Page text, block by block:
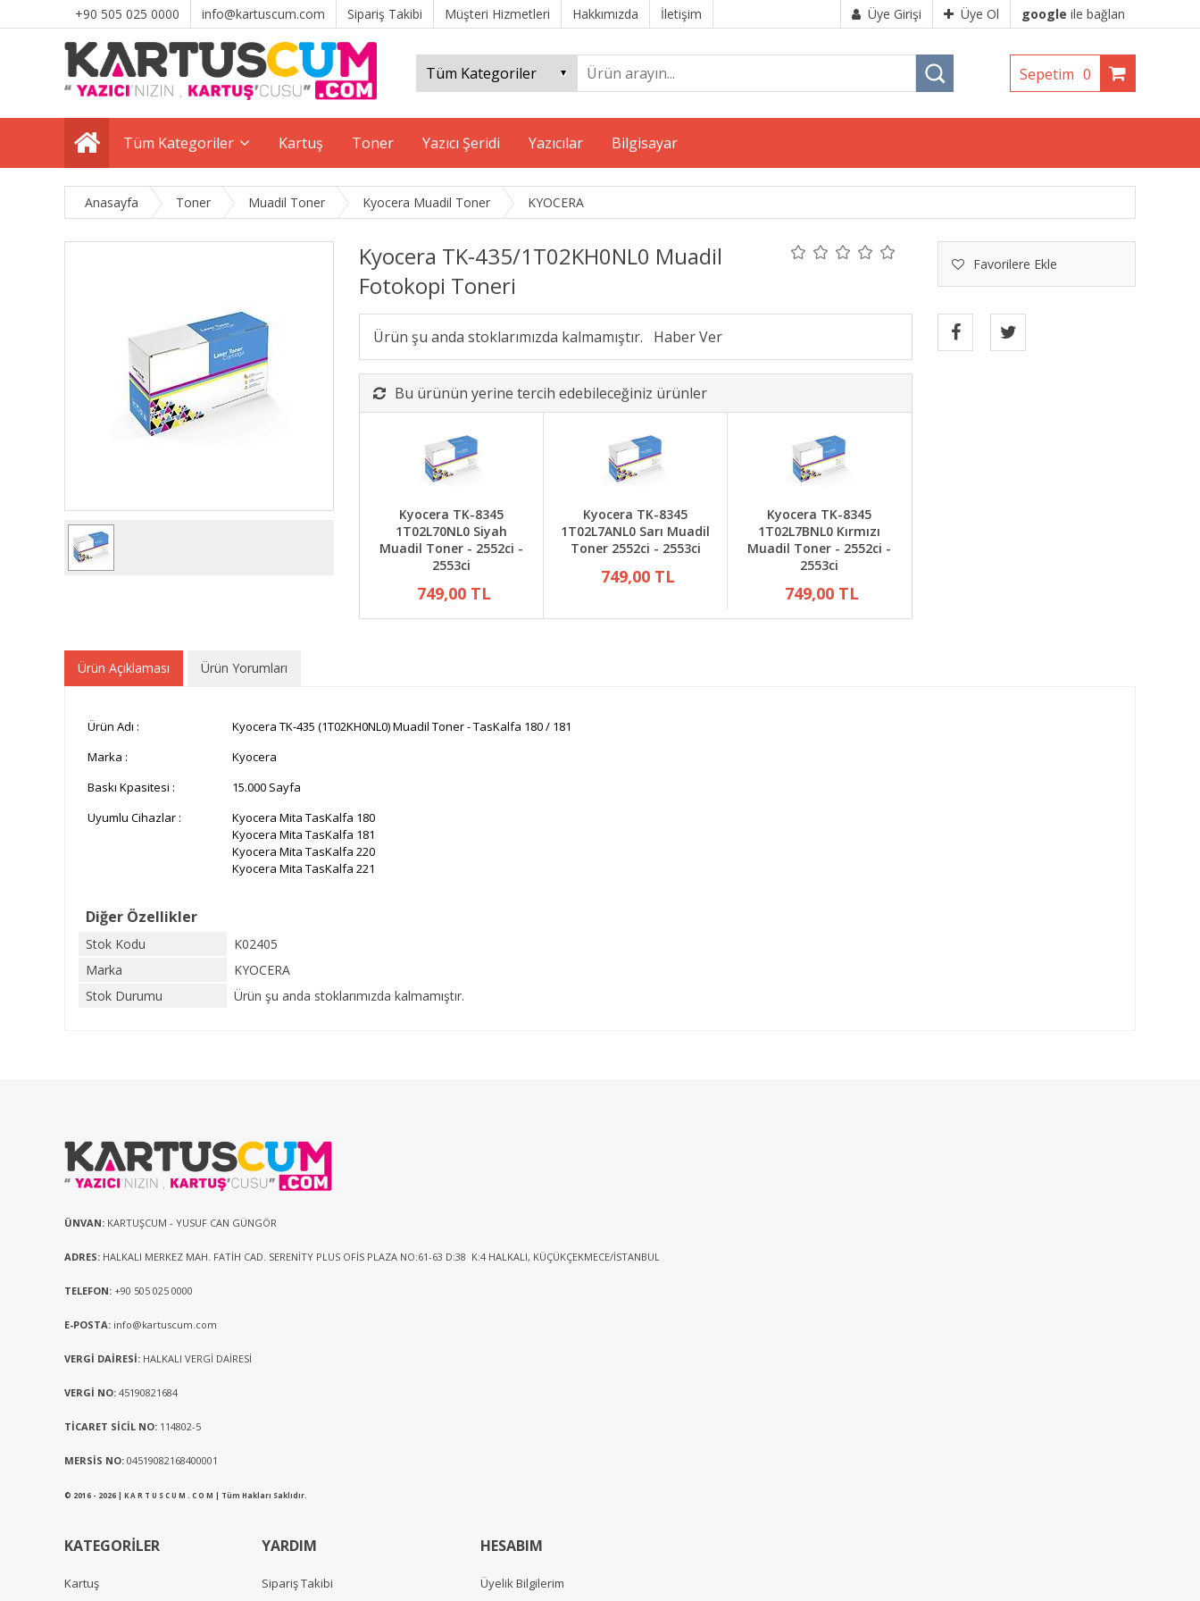
+90 505 025 0000 info@kartuscum.com Sipariş Takibi Müşteri Hizmetleri Hakkımızda İletişim Üye Girişi Üye Ol google ile bağlan
Sepetim 0
Tüm Kategoriler Kartuş Toner Yazıcı Şeridi Yazıcılar Bilgisayar
Anasayfa Toner Muadil Toner Kyocera Muadil Toner KYOCERA
Kyocera TK-435/1T02KH0NL0 Muadil
Fotokopi Toneri
Favorilere Ekle
Ürün şu anda stoklarımızda kalmamıştır.
Bu ürünün yerine tercih edebileceğiniz ürünler
Kyocera TK-8345
1T02L70NL0 Siyah
Muadil Toner - 2552ci -
2553ci
749,00 TL
Kyocera TK-8345
1T02L7ANL0 Sarı Muadil
Toner 2552ci - 2553ci
749,00 TL
Kyocera TK-8345
1T02L7BNL0 Kırmızı
Muadil Toner - 2552ci -
2553ci
749,00 TL
Ürün Açıklaması Ürün Yorumları
Ürün Adı :
Kyocera TK-435 (1T02KH0NL0) Muadil Toner - TasKalfa 180 / 181
Marka :
Kyocera
Baskı Kpasitesi :
15.000 Sayfa
Uyumlu Cihazlar :
Kyocera Mita TasKalfa 180
Kyocera Mita TasKalfa 181
Kyocera Mita TasKalfa 220
Kyocera Mita TasKalfa 221
Diğer Özellikler
Stok Kodu
K02405
Marka
KYOCERA
Stok Durumu
Ürün şu anda stoklarımızda kalmamıştır.
ÜNVAN: KARTUŞCUM - YUSUF CAN GÜNGÖR
ADRES: HALKALI MERKEZ MAH. FATİH CAD. SERENİTY PLUS OFİS PLAZA NO:61-63 D:38 K:4 HALKALI, KÜÇÜKÇEKMECE/İSTANBUL
TELEFON: +90 505 025 0000
E-POSTA: info@kartuscum.com
VERGİ DAİRESİ: HALKALI VERGİ DAİRESİ
VERGİ NO: 45190821684
TİCARET SİCİL NO: 114802-5
MERSİS NO: 04519082168400001
© 2016 - 2026 | K A R T U S C U M . C O M | Tüm Hakları Saklıdır.
KATEGORİLER
Kartuş
YARDIM
Sipariş Takibi
HESABIM
Üyelik Bilgilerim